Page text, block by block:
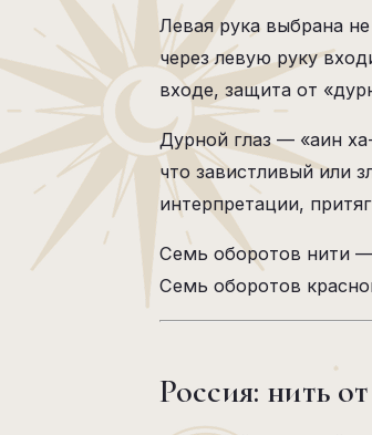
Левая рука выбрана
через левую руку
входе, защита от
Дурной глаз — «аин
что завистливый или
интерпретации,
Семь оборотов нити —
Семь оборотов
Россия: нить